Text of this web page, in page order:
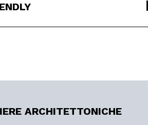
ARCHITETTONICHE